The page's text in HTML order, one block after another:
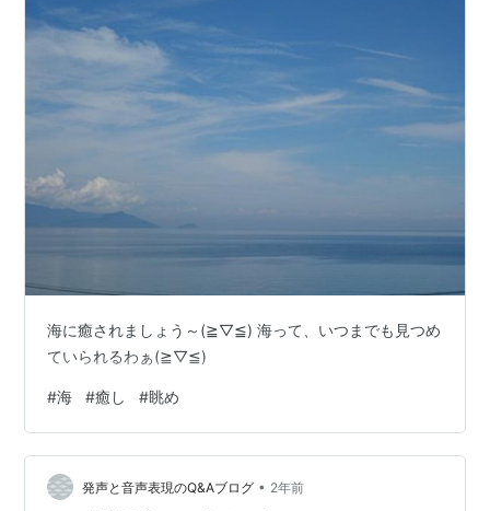
海に癒されましょう～(≧▽≦) 海って、いつまでも見つめ
ていられるわぁ(≧▽≦)
#海 #癒し #眺め
発声と音声表現のQ&Aブログ • 2年前